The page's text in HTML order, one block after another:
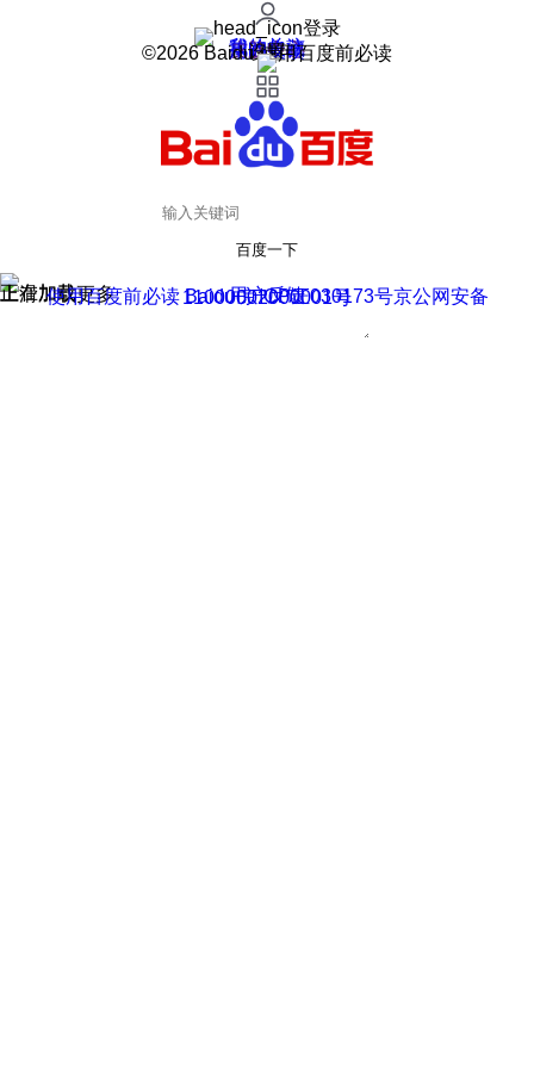
登录
我的关注
我的收藏
皮肤中心
用户反馈
设置
©2026 Baidu 使用百度前必读
百度一下
正在加载
上滑加载更多 用户反馈
使用百度前必读 Baidu 京ICP证030173号
京公网安备11000002000001号